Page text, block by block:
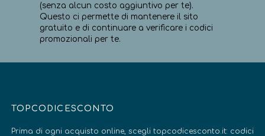
(senza alcun costo aggiuntivo per te).
Questo ci permette di mantenere il sito
gratuito e di continuare a verificare i codici
promozionali per te.
TOPCODICESCONTO
Prima di ogni acquisto online, scegli topcodicesconto.it: codici